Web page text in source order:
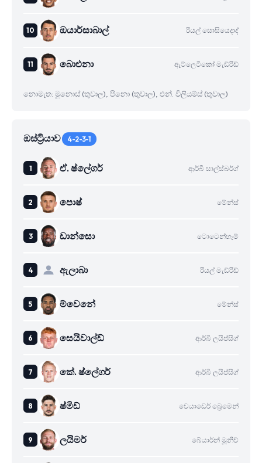
ඔයාර්සාබාල් රියල් සොසියෙදාද්
බාෙඑනා ඇට්ලෙටිකෝ මැඩ්රිඩ්
නොමැත: මූනොස් (තුවාල), පිනො (තුවාල), එන්. විලියම්ස් (තුවාල)
ඔස්ට්‍රියාව 4-2-3-1
ඒ. ෂ්ලේගර් ආර්බී සාල්ස්බර්ග්
පොෂ් මේන්ස්
ඩාන්සො ටොටෙන්හෑම්
ඇලාබා රියල් මැඩ්රිඩ්
ම්වෙනේ මේන්ස්
සෙයිවාල්ඩ් ආර්බී ලයිප්සිග්
කේ. ෂ්ලේගර් ආර්බී ලයිප්සිග්
ෂ්මිඩ් වෙයාඩෙර් බ්‍රෙමෙන්
ලයිමර් බේයාර්න් මූනිච්